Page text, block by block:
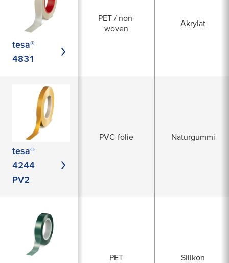
tesa®
4831
PET / non-
woven
Akrylat
tesa®
4244
PV2
PVC-folie Naturgummi
PET Silikon